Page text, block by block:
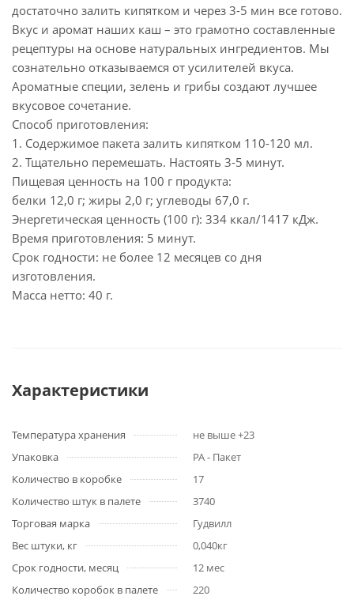
достаточно залить кипятком и через 3-5 мин все готово.
Вкус и аромат наших каш – это грамотно составленные
рецептуры на основе натуральных ингредиентов. Мы
сознательно отказываемся от усилителей вкуса.
Ароматные специи, зелень и грибы создают лучшее
вкусовое сочетание.
Способ приготовления:
1. Содержимое пакета залить кипятком 110-120 мл.
2. Тщательно перемешать. Настоять 3-5 минут.
Пищевая ценность на 100 г продукта:
белки 12,0 г; жиры 2,0 г; углеводы 67,0 г.
Энергетическая ценность (100 г): 334 ккал/1417 кДж.
Время приготовления: 5 минут.
Срок годности: не более 12 месяцев со дня
изготовления.
Масса нетто: 40 г.
Характеристики
Температура хранения
не выше +23
Упаковка
PA - Пакет
Количество в коробке
17
Количество штук в палете
3740
Торговая марка
Гудвилл
Вес штуки, кг
0,040кг
Срок годности, месяц
12 мес
Количество коробок в палете
220